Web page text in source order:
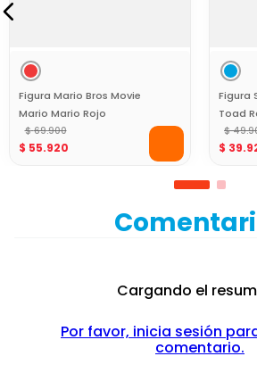
Figura Mario Bros Movie
Mario Mario Rojo
$ 69.900
$ 55.920
Figura
Toad
$ 49.
$ 39.
Cargando el
Por favor, inicia sesión
comentario.